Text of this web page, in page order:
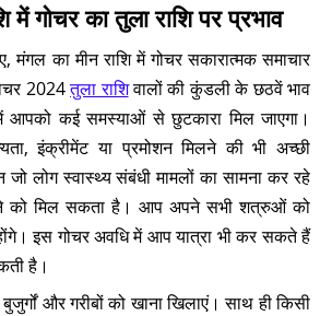
में गोचर का तुला राशि पर प्रभाव
मंगल का मीन राशि में गोचर सकारात्मक समाचार
2024तुला राशि वालों की कुंडली के छठवें भाव
आपको कई समस्याओं से छुटकारा मिल जाएगा।
इंक्रीमेंट या प्रमोशन मिलने की भी अच्छी
जो लोग स्वास्थ्य संबंधी मामलों का सामना कर रहे
को मिल सकता है। आप अपने सभी शत्रुओं को
इस गोचर अवधि में आप यात्रा भी कर सकते हैं
है।
और गरीबों को खाना खिलाएं। साथ ही किसी